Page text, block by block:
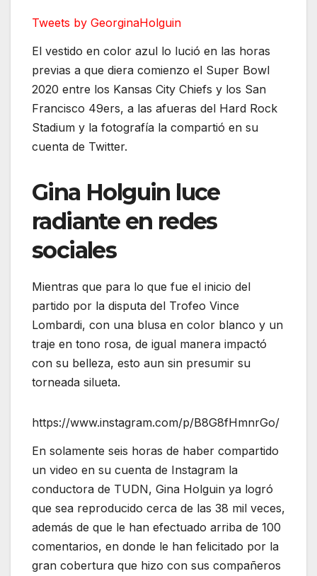
Tweets by GeorginaHolguin
El vestido en color azul lo lució en las horas
previas a que diera comienzo el Super Bowl
2020 entre los Kansas City Chiefs y los San
Francisco 49ers, a las afueras del Hard Rock
Stadium y la fotografía la compartió en su
cuenta de Twitter.
Gina Holguin luce
radiante en redes
sociales
Mientras que para lo que fue el inicio del
partido por la disputa del Trofeo Vince
Lombardi, con una blusa en color blanco y un
traje en tono rosa, de igual manera impactó
con su belleza, esto aun sin presumir su
torneada silueta.
https://www.instagram.com/p/B8G8fHmnrGo/
En solamente seis horas de haber compartido
un video en su cuenta de Instagram la
conductora de TUDN, Gina Holguin ya logró
que sea reproducido cerca de las 38 mil veces,
además de que le han efectuado arriba de 100
comentarios, en donde le han felicitado por la
gran cobertura que hizo con sus compañeros